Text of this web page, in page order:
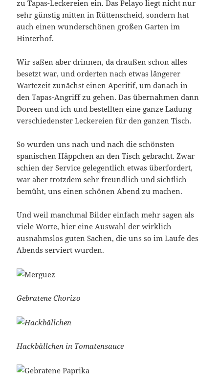
zu Tapas-Leckereien ein. Das Pelayo liegt nicht nur
sehr günstig mitten in Rüttenscheid, sondern hat
auch einen wunderschönen großen Garten im
Hinterhof.
Wir saßen aber drinnen, da draußen schon alles
besetzt war, und orderten nach etwas längerer
Wartezeit zunächst einen Aperitif, um danach in
den Tapas-Angriff zu gehen. Das übernahmen dann
Doreen und ich und bestellten eine ganze Ladung
verschiedenster Leckereien für den ganzen Tisch.
So wurden uns nach und nach die schönsten
spanischen Häppchen an den Tisch gebracht. Zwar
schien der Service gelegentlich etwas überfordert,
war aber trotzdem sehr freundlich und sichtlich
bemüht, uns einen schönen Abend zu machen.
Und weil manchmal Bilder einfach mehr sagen als
viele Worte, hier eine Auswahl der wirklich
ausnahmslos guten Sachen, die uns so im Laufe des
Abends serviert wurden.
Gebratene Chorizo
Hackbällchen in Tomatensauce